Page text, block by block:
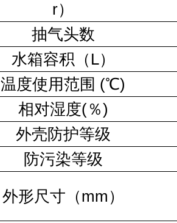
r）
抽气头数
水箱容积（ L）
温度使用范围 (℃)
相对湿度(％)
外壳防护等级
防污染等级
外形尺寸（mm ）